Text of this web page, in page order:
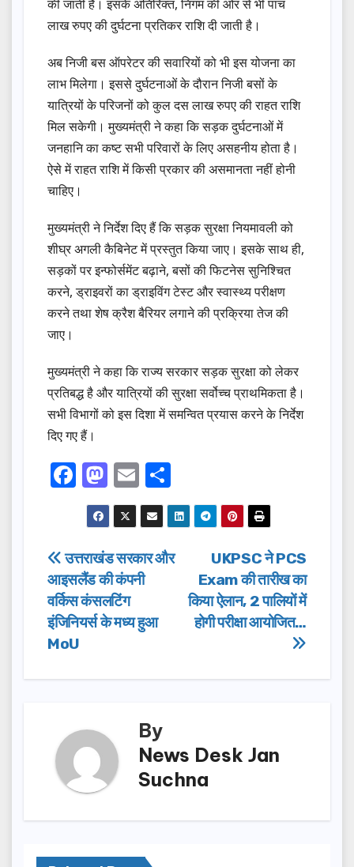
की जाती है। इसके अतिरिक्त, निगम की ओर से भी पांच
लाख रुपए की दुर्घटना प्रतिकर राशि दी जाती है।
अब निजी बस ऑपरेटर की सवारियों को भी इस योजना का
लाभ मिलेगा। इससे दुर्घटनाओं के दौरान निजी बसों के
यात्रियों के परिजनों को कुल दस लाख रुपए की राहत राशि
मिल सकेगी। मुख्यमंत्री ने कहा कि सड़क दुर्घटनाओं में
जनहानि का कष्ट सभी परिवारों के लिए असहनीय होता है।
ऐसे में राहत राशि में किसी प्रकार की असमानता नहीं होनी
चाहिए।
मुख्यमंत्री ने निर्देश दिए हैं कि सड़क सुरक्षा नियमावली को
शीघ्र अगली कैबिनेट में प्रस्तुत किया जाए। इसके साथ ही,
सड़कों पर इन्फोर्समेंट बढ़ाने, बसों की फिटनेस सुनिश्चित
करने, ड्राइवरों का ड्राइविंग टेस्ट और स्वास्थ्य परीक्षण
करने तथा शेष क्रैश बैरियर लगाने की प्रक्रिया तेज की
जाए।
मुख्यमंत्री ने कहा कि राज्य सरकार सड़क सुरक्षा को लेकर
प्रतिबद्ध है और यात्रियों की सुरक्षा सर्वोच्च प्राथमिकता है।
सभी विभागों को इस दिशा में समन्वित प्रयास करने के निर्देश
दिए गए हैं।
F
a
c
e
b
o
o
k
M
a
st
o
d
o
n
E
m
ail
h
ar
e
Post
navigation
UKPSC ने PCS
Exam की तारीख का
किया ऐलान, 2 पालियों में
होगी परीक्षा आयोजित…
उत्तराखंड सरकार और
आइसलैंड की कंपनी
वर्किस कंसलटिंग
इंजिनियर्स के मध्य हुआ
MoU
By
News Desk Jan
Suchna